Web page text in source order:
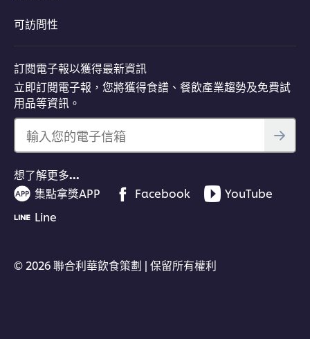
可訪問性
訂閱電子報以獲得最新資訊
立即訂閱電子報，您將獲得食譜、餐飲產業趨勢及免費試
用品等資訊。
輸入您的電子信箱
想了解更多…
集點拿獎APP
Facebook
YouTube
Line
© 2026 聯合利華飲食策劃 | 保留所有權利